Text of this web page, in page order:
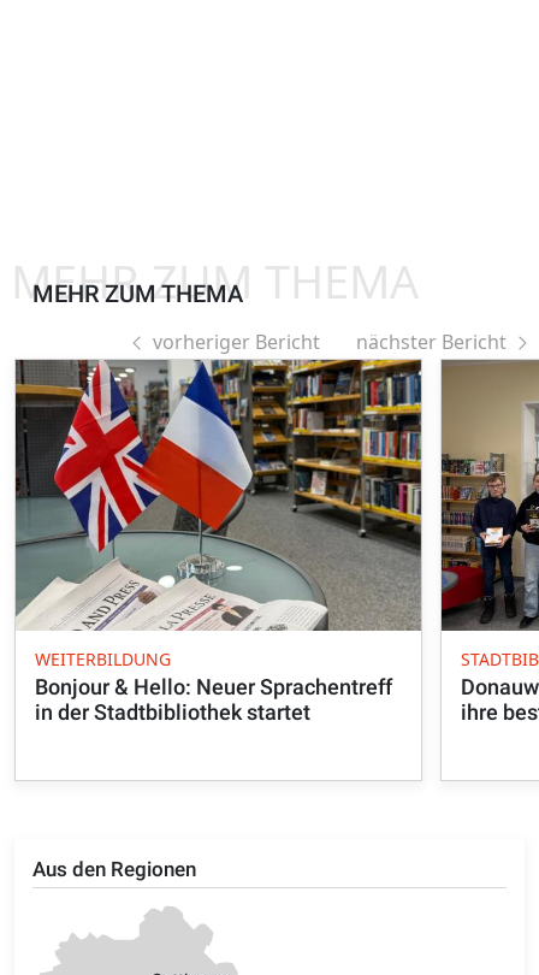
Aus den Regionen
MEHR ZUM THEMA
MEHR ZUM THEMA
vorheriger Bericht nächster Bericht
WEITERBILDUNG
Bonjour & Hello: Neuer Sprachentreff
in der Stadtbibliothek startet
ihre